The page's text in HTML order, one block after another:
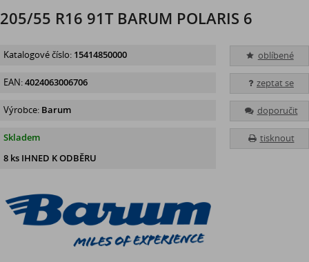
205/55 R16 91T BARUM POLARIS 6
oblíbené
zeptat se
doporučit
tisknout
Katalogové číslo: 15414850000
EAN:4024063006706
Výrobce: Barum
Skladem
8 ks IHNED K ODBĚRU